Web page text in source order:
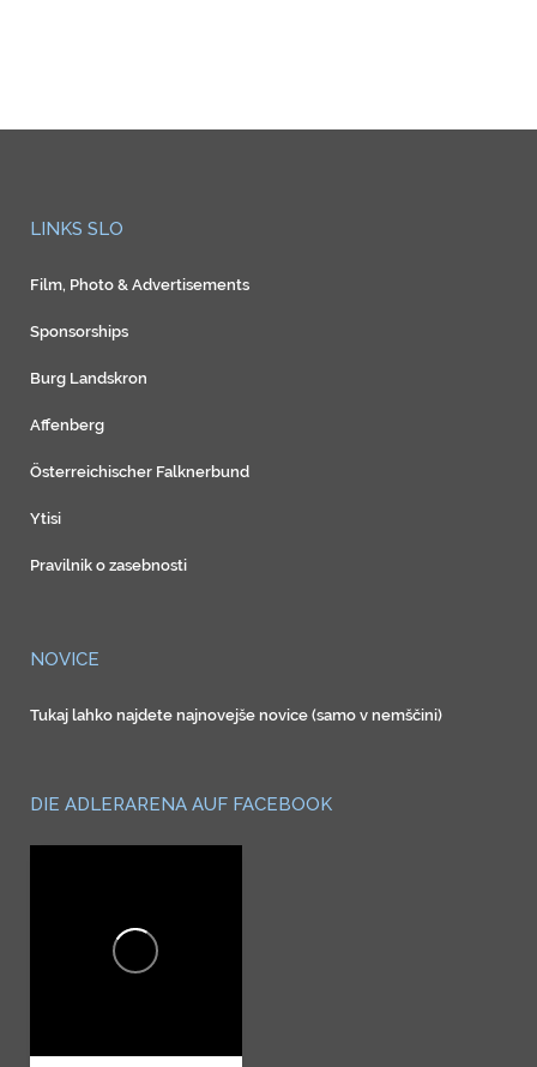
LINKS SLO
Film, Photo & Advertisements
Sponsorships
Burg Landskron
Affenberg
Österreichischer Falknerbund
Ytisi
Pravilnik o zasebnosti
NOVICE
Tukaj lahko najdete najnovejše novice (samo v nemščini)
DIE ADLERARENA AUF FACEBOOK